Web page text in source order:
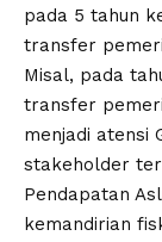
pada 5 tahun
transfer
Misal, pada
transfer
menjadi atensi
stakeholder
Pendapatan
kemandirian